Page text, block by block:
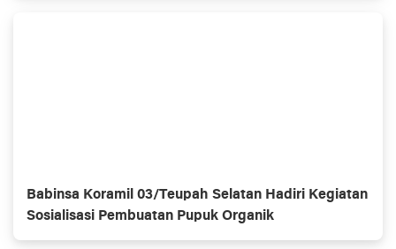
Babinsa Koramil 03/Teupah Selatan Hadiri Kegiatan
Sosialisasi Pembuatan Pupuk Organik